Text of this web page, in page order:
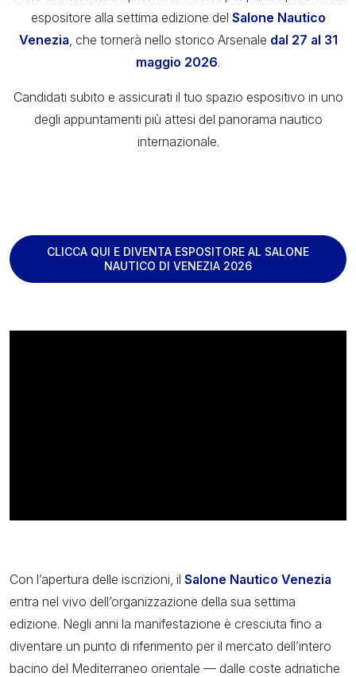
espositore alla settima edizione del Salone Nautico
Venezia, che tornerà nello storico Arsenale dal 27 al 31
maggio 2026.
Candidati subito e assicurati il tuo spazio espositivo in uno
degli appuntamenti più attesi del panorama nautico
internazionale.
CLICCA QUI E DIVENTA ESPOSITORE AL SALONE
NAUTICO DI VENEZIA 2026
Con l’apertura delle iscrizioni, il Salone Nautico Venezia
entra nel vivo dell’organizzazione della sua settima
edizione. Negli anni la manifestazione è cresciuta fino a
diventare un punto di riferimento per il mercato dell’intero
bacino del Mediterraneo orientale — dalle coste adriatiche